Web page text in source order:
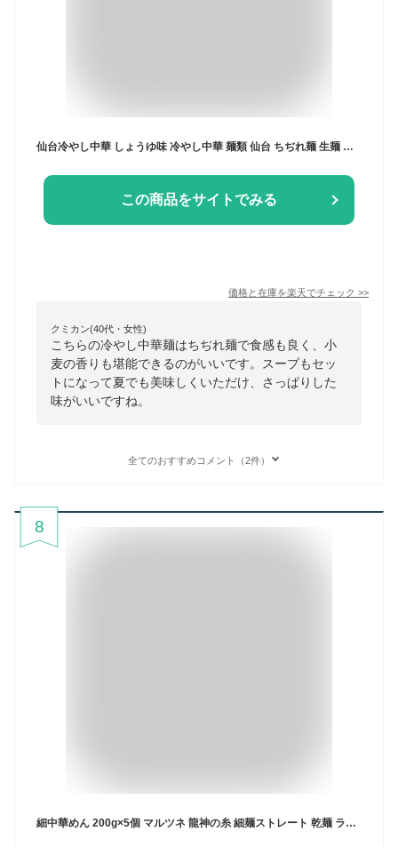
仙台冷やし中華 しょうゆ味 冷やし中華 麺類 仙台 ちぢれ麺 生麺 しょうゆ えごま油 さっぱり 冷し中華
この商品をサイトでみる
価格と在庫を楽天でチェック >>
クミカン(40代・女性)
こちらの冷やし中華麺はちぢれ麺で食感も良く、小
麦の香りも堪能できるのがいいです。スープもセッ
トになって夏でも美味しくいただけ、さっぱりした
味がいいですね。
全てのおすすめコメント（2件）
8
細中華めん 200g×5個 マルツネ 龍神の糸 細麺ストレート 乾麺 ラーメン、鍋物に最適 賞味期限シール付き